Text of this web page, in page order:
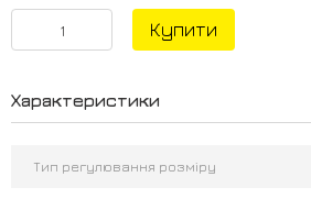
Купити
Характеристики
Тип регулювання розміру